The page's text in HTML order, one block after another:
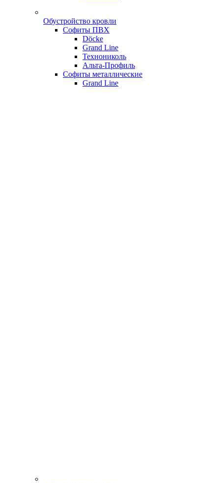
Обустройство кровли
Софиты ПВХ
Döcke
Grand Line
Технониколь
Альта-Профиль
Софиты металлические
Grand Line